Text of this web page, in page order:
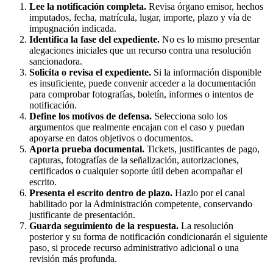
Lee la notificación completa. Revisa órgano emisor, hechos
imputados, fecha, matrícula, lugar, importe, plazo y vía de
impugnación indicada.
Identifica la fase del expediente. No es lo mismo presentar
alegaciones iniciales que un recurso contra una resolución
sancionadora.
Solicita o revisa el expediente. Si la información disponible
es insuficiente, puede convenir acceder a la documentación
para comprobar fotografías, boletín, informes o intentos de
notificación.
Define los motivos de defensa. Selecciona solo los
argumentos que realmente encajan con el caso y puedan
apoyarse en datos objetivos o documentos.
Aporta prueba documental. Tickets, justificantes de pago,
capturas, fotografías de la señalización, autorizaciones,
certificados o cualquier soporte útil deben acompañar el
escrito.
Presenta el escrito dentro de plazo. Hazlo por el canal
habilitado por la Administración competente, conservando
justificante de presentación.
Guarda seguimiento de la respuesta. La resolución
posterior y su forma de notificación condicionarán el siguiente
paso, si procede recurso administrativo adicional o una
revisión más profunda.